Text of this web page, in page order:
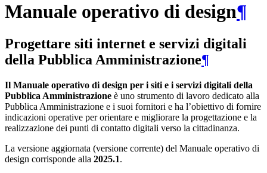
Manuale operativo di design¶
Progettare siti internet e servizi digitali
della Pubblica Amministrazione¶
Il Manuale operativo di design per i siti e i servizi digitali della
Pubblica Amministrazione è uno strumento di lavoro dedicato alla
Pubblica Amministrazione e i suoi fornitori e ha l’obiettivo di fornire
indicazioni operative per orientare e migliorare la progettazione e la
realizzazione dei punti di contatto digitali verso la cittadinanza.
La versione aggiornata (versione corrente) del Manuale operativo di
design corrisponde alla 2025.1.